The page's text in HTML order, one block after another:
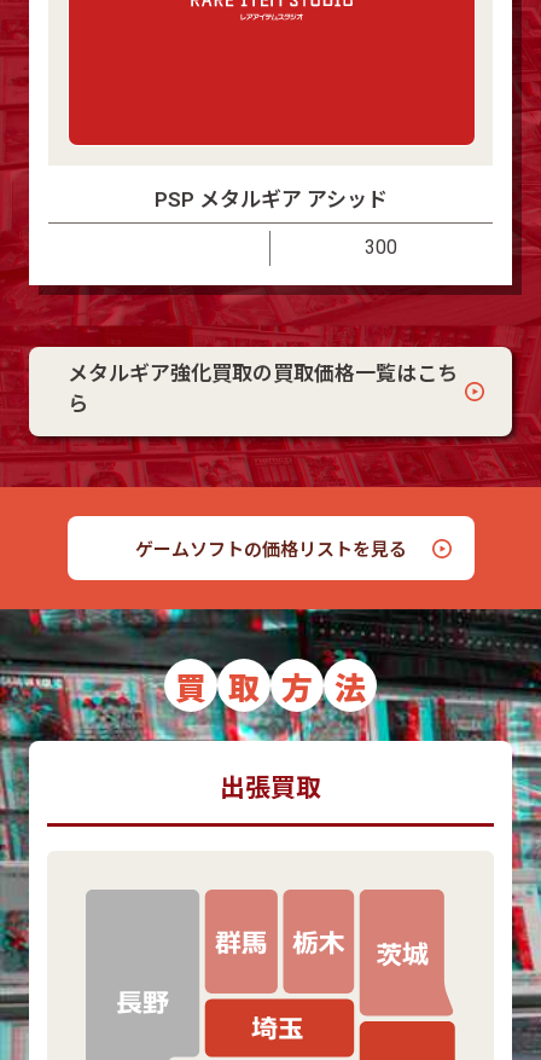
PSP メタルギア アシッド
300
メタルギア強化買取の買取価格一覧はこち
ら
ゲームソフトの価格リストを見る
買 取 方 法
出張買取